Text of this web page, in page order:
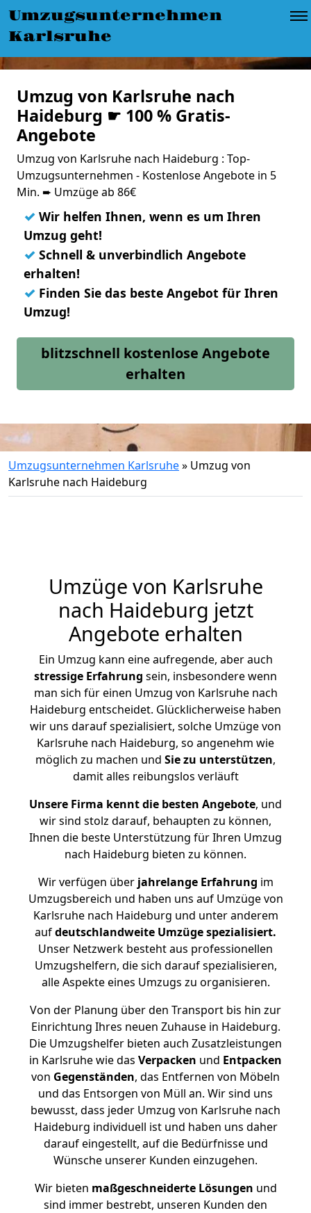
Umzugsunternehmen
Karlsruhe
Umzug von Karlsruhe nach
Haideburg ☛ 100 % Gratis-
Angebote
Umzug von Karlsruhe nach Haideburg : Top-
Umzugsunternehmen - Kostenlose Angebote in 5
Min. ➨ Umzüge ab 86€
✓ Wir helfen Ihnen, wenn es um Ihren
Umzug geht!
✓ Schnell & unverbindlich Angebote
erhalten!
✓ Finden Sie das beste Angebot für Ihren
Umzug!
blitzschnell kostenlose Angebote
erhalten
Umzugsunternehmen Karlsruhe» Umzug von
Karlsruhe nach Haideburg
Umzüge von Karlsruhe
nach Haideburg jetzt
Angebote erhalten
Ein Umzug kann eine aufregende, aber auch
stressige Erfahrung sein, insbesondere wenn
man sich für einen Umzug von Karlsruhe nach
Haideburg entscheidet. Glücklicherweise haben
wir uns darauf spezialisiert, solche Umzüge von
Karlsruhe nach Haideburg, so angenehm wie
möglich zu machen und Sie zu unterstützen,
damit alles reibungslos verläuft
Unsere Firma kennt die besten Angebote, und
wir sind stolz darauf, behaupten zu können,
Ihnen die beste Unterstützung für Ihren Umzug
nach Haideburg bieten zu können.
Wir verfügen überjahrelange Erfahrung im
Umzugsbereich und haben uns auf Umzüge von
Karlsruhe nach Haideburg und unter anderem
aufdeutschlandweite Umzüge spezialisiert.
Unser Netzwerk besteht aus professionellen
Umzugshelfern, die sich darauf spezialisieren,
alle Aspekte eines Umzugs zu organisieren.
Von der Planung über den Transport bis hin zur
Einrichtung Ihres neuen Zuhause in Haideburg.
Die Umzugshelfer bieten auch Zusatzleistungen
in Karlsruhe wie das Verpacken und Entpacken
von Gegenständen, das Entfernen von Möbeln
und das Entsorgen von Müll an. Wir sind uns
bewusst, dass jeder Umzug von Karlsruhe nach
Haideburg individuell ist und haben uns daher
darauf eingestellt, auf die Bedürfnisse und
Wünsche unserer Kunden einzugehen.
Wir bieten maßgeschneiderte Lösungen und
sind immer bestrebt, unseren Kunden den